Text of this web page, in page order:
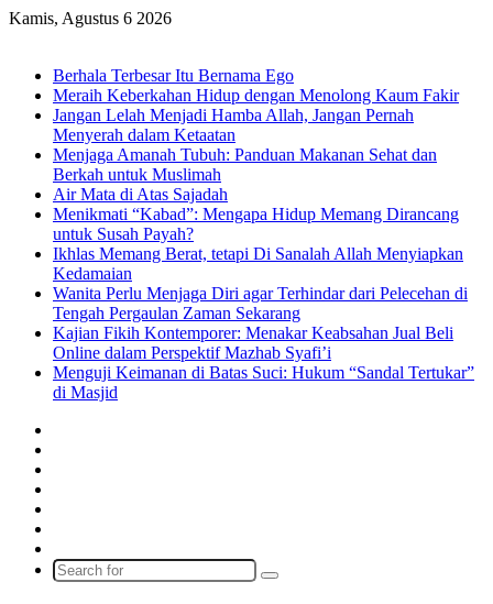
Kamis, Agustus 6 2026
Berhala Terbesar Itu Bernama Ego
Meraih Keberkahan Hidup dengan Menolong Kaum Fakir
Jangan Lelah Menjadi Hamba Allah, Jangan Pernah
Menyerah dalam Ketaatan
Menjaga Amanah Tubuh: Panduan Makanan Sehat dan
Berkah untuk Muslimah
Air Mata di Atas Sajadah
Menikmati “Kabad”: Mengapa Hidup Memang Dirancang
untuk Susah Payah?
Ikhlas Memang Berat, tetapi Di Sanalah Allah Menyiapkan
Kedamaian
Wanita Perlu Menjaga Diri agar Terhindar dari Pelecehan di
Tengah Pergaulan Zaman Sekarang
Kajian Fikih Kontemporer: Menakar Keabsahan Jual Beli
Online dalam Perspektif Mazhab Syafi’i
Menguji Keimanan di Batas Suci: Hukum “Sandal Tertukar”
di Masjid
Search